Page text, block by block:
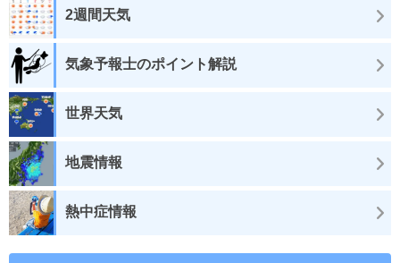
2週間天気
気象予報士のポイント解説
世界天気
地震情報
熱中症情報